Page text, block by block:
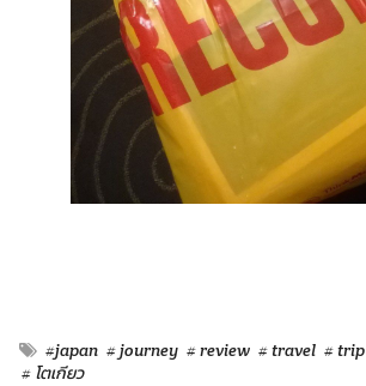
#japan # journey # review # travel # trip
# โตเกียว